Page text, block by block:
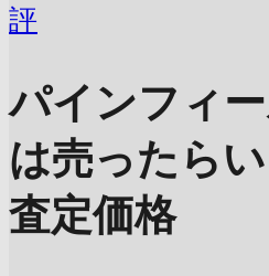
評
パインフィ
は売ったら
査定価格